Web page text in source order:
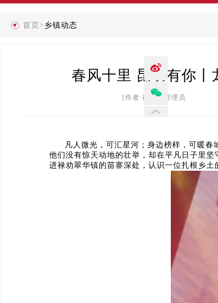
首页> 乡镇动态
春风十里 昆明有你丨
[作者:禄劝县管理员 发
凡人微光，可汇星河；身边榜样，可暖
他们没有惊天动地的壮举，却在平凡日子里
进禄劝翠华镇的苗寨深处，认识一位扎根乡